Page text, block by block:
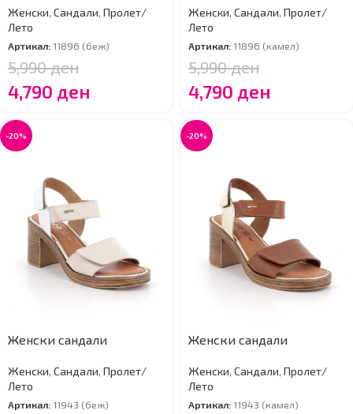
Женски, Сандали, Пролет/
Лето
Артикал: 11896 (беж)
5,990ден
4,790 ден
Женски, Сандали, Пролет/
Лето
Артикал: 11896 (камел)
5,990ден
4,790 ден
-20%
Женски сандали
Женски, Сандали, Пролет/
Лето
Артикал: 11943 (беж)
-20%
Женски сандали
Женски, Сандали, Пролет/
Лето
Артикал: 11943 (камел)